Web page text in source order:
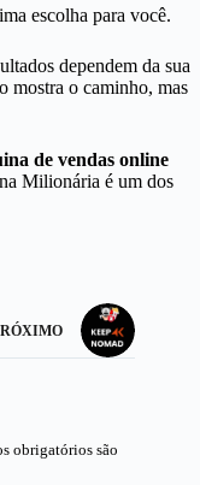
escolha para você.
dependem da sua
mostra o caminho, mas
de vendas online
Milionária é um dos
obrigatórios são